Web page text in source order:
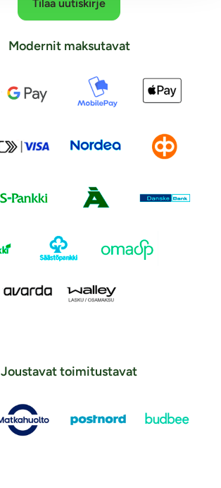
Tilaa uutiskirje
Modernit maksutavat
Joustavat toimitustavat